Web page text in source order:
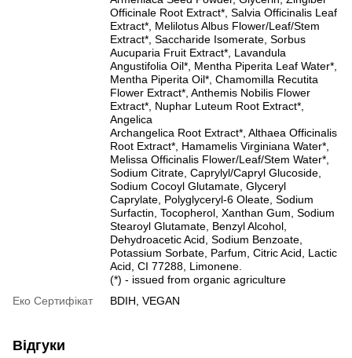
Officinale Root Extract*, Salvia Officinalis Leaf
Extract*, Melilotus Albus Flower/Leaf/Stem
Extract*, Saccharide Isomerate, Sorbus
Aucuparia Fruit Extract*, Lavandula
Angustifolia Oil*, Mentha Piperita Leaf Water*,
Mentha Piperita Oil*, Chamomilla Recutita
Flower Extract*, Anthemis Nobilis Flower
Extract*, Nuphar Luteum Root Extract*,
Angelica
Archangelica Root Extract*, Althaea Officinalis
Root Extract*, Hamamelis Virginiana Water*,
Melissa Officinalis Flower/Leaf/Stem Water*,
Sodium Citrate, Caprylyl/Capryl Glucoside,
Sodium Cocoyl Glutamate, Glyceryl
Caprylate, Polyglyceryl-6 Oleate, Sodium
Surfactin, Tocopherol, Xanthan Gum, Sodium
Stearoyl Glutamate, Benzyl Alcohol,
Dehydroacetic Acid, Sodium Benzoate,
Potassium Sorbate, Parfum, Citric Acid, Lactic
Acid, CI 77288, Limonene.
(*) - issued from organic agriculture
Еко Сертифікат
BDIH, VEGAN
Відгуки